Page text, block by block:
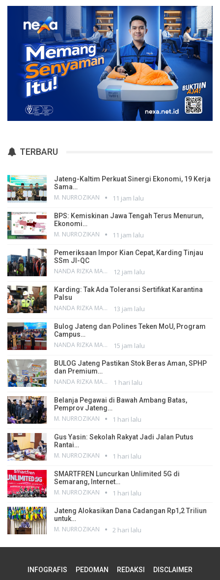
TERBARU
Jateng-Kaltim Perkuat Sinergi Ekonomi, 19 Kerja
Sama…
M. NURROZIKAN 11 jam lalu
BPS: Kemiskinan Jawa Tengah Terus Menurun,
Ekonomi…
M. NURROZIKAN 11 jam lalu
Pemeriksaan Impor Kian Cepat, Karding Tinjau
SSm JI-QC
NANDA RIZKA MAHENDRA 12 jam lalu
Karding: Tak Ada Toleransi Sertifikat Karantina
Palsu
NANDA RIZKA MAHENDRA 13 jam lalu
Bulog Jateng dan Polines Teken MoU, Program
Campus…
NANDA RIZKA MAHENDRA 15 jam lalu
BULOG Jateng Pastikan Stok Beras Aman, SPHP
dan Premium…
NANDA RIZKA MAHENDRA 1 hari lalu
Belanja Pegawai di Bawah Ambang Batas,
Pemprov Jateng…
M. NURROZIKAN 1 hari lalu
Gus Yasin: Sekolah Rakyat Jadi Jalan Putus
Rantai…
M. NURROZIKAN 1 hari lalu
SMARTFREN Luncurkan Unlimited 5G di
Semarang, Internet…
M. NURROZIKAN 1 hari lalu
Jateng Alokasikan Dana Cadangan Rp1,2 Triliun
untuk…
M. NURROZIKAN 2 hari lalu
INFOGRAFIS PEDOMAN REDAKSI
DISCLAIMER